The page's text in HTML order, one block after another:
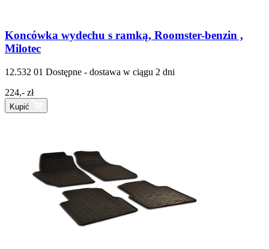
Koncówka wydechu s ramką, Roomster-benzin ,
Milotec
12.532 01 Dostępne - dostawa w ciągu 2 dni
224,- zł
Kupić